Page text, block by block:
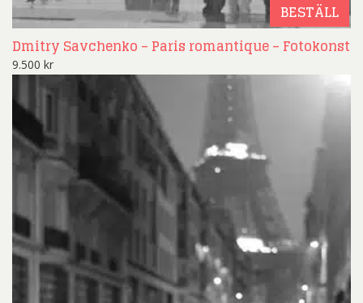
BESTÄLL
Dmitry Savchenko – Paris romantique – Fotokonst
9.500 kr